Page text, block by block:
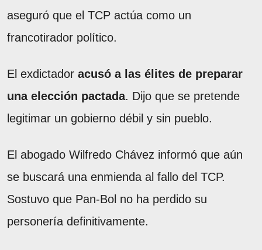
aseguró que el TCP actúa como un
francotirador político.
El exdictador acusó a las élites de preparar
una elección pactada. Dijo que se pretende
legitimar un gobierno débil y sin pueblo.
El abogado Wilfredo Chávez informó que aún
se buscará una enmienda al fallo del TCP.
Sostuvo que Pan-Bol no ha perdido su
personería definitivamente.